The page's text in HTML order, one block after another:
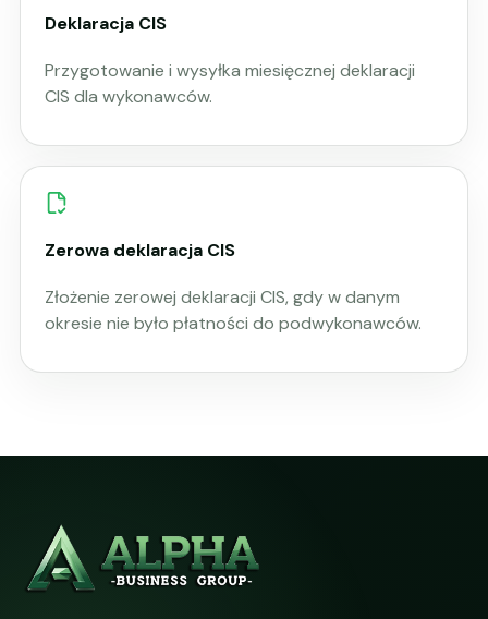
Deklaracja CIS
Przygotowanie i wysyłka miesięcznej deklaracji
CIS dla wykonawców.
Zerowa deklaracja CIS
Złożenie zerowej deklaracji CIS, gdy w danym
okresie nie było płatności do podwykonawców.